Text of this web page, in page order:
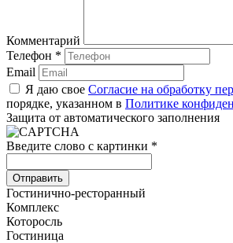
Комментарий
Телефон *
Email
Я даю свое Согласие на обработку
порядке, указанном в Политике
Защита от автоматического заполнения
Введите слово с картинки *
Гостинично-ресторанный
Комплекс
Которосль
Гостиница